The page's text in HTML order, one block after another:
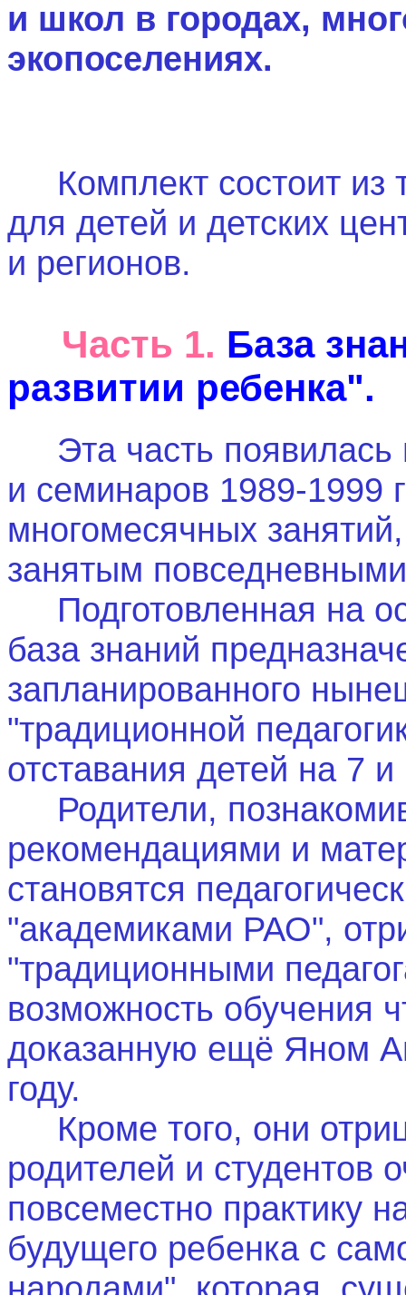
и школ в городах,
экопоселениях.
Комплект состоит из
для детей и детских
и регионов.
Часть 1. База
развитии ребенка".
Эта часть появилась
и семинаров 1989-1999
многомесячных
занятым
Подготовленная на
база знаний
запланированного
"традиционной
отставания детей на 7
Родители,
рекомендациями и
становятся
"академиками РАО",
"традиционными
возможность обучения
доказанную ещё Яном
году.
Кроме того, они
родителей и студентов
повсеместно практику
будущего ребенка с